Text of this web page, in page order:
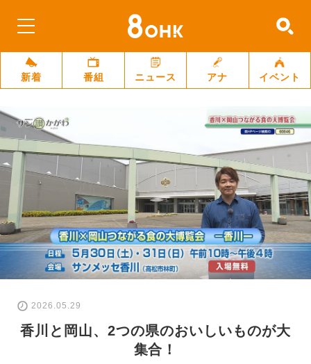
新着 番組 ニュース アナ イベント
2026.05.29
香川と岡山、2つの県のおいしいものが大
集合！